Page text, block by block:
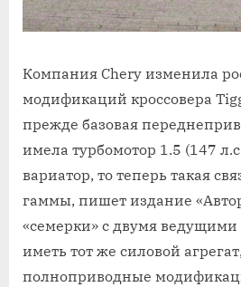
Компания Chery изменила
модификаций кроссовера
прежде базовая
имела турбомотор 1.5 (147
вариатор, то теперь такая
гаммы, пишет издание
«семерки» с двумя ведущими
иметь тот же силовой
полноприводные